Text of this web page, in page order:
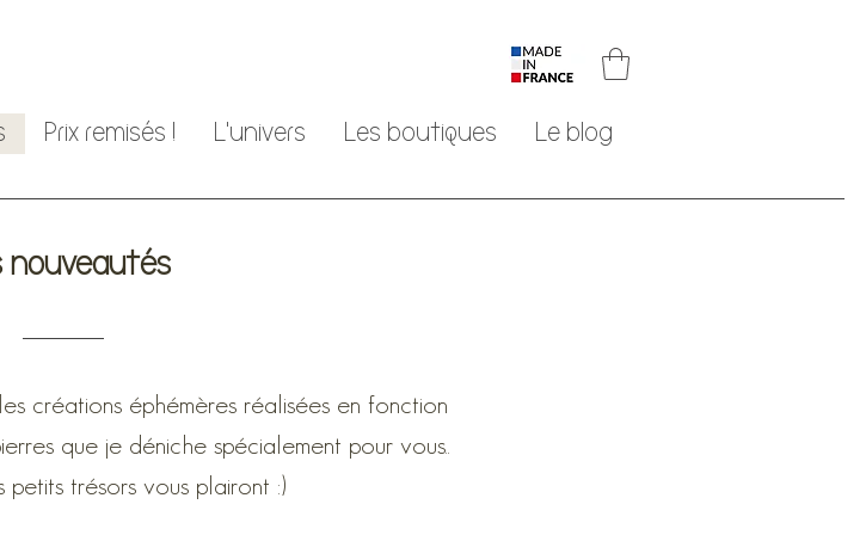
Prix remisés ! L'univers Les boutiques Le blog
nouveautés
créations éphémères réalisées en fonction
que je déniche spécialement pour vous..
petits trésors vous plairont :)